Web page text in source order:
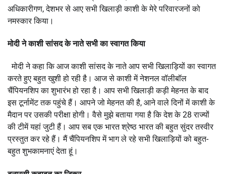
अधिकारीगण, देशभर से आए सभी खिलाड़ी काशी के मेरे परिवारजनों को
नमस्कार किया।
मोदी ने काशी सांसद के नाते सभी का स्वागत किया
मोदी ने कहा कि आज काशी सांसद के नाते आप सभी खिलाड़ियों का स्वागत
करते हुए बहुत खुशी हो रही है। आज से काशी में नेशनल वॉलीबॉल
चैंपियनशिप का शुभारंभ हो रहा है। आप सभी खिलाड़ी कड़ी मेहनत के बाद
इस टूर्नामेंट तक पहुंचे हैं। आपने जो मेहनत की है, आने वाले दिनों में काशी के
मैदान पर उसकी परीक्षा होगी। वैसे मुझे बताया गया है कि देश के 28 राज्यों
की टीमें यहां जुटी हैं। आप सब एक भारत श्रेष्ठ भारत की बहुत सुंदर तस्वीर
प्रस्तुत कर रहे हैं। मैं चैंपियनशिप में भाग ले रहे सभी खिलाड़ियों को बहुत-
बहुत शुभकामनाएं देता हूं।